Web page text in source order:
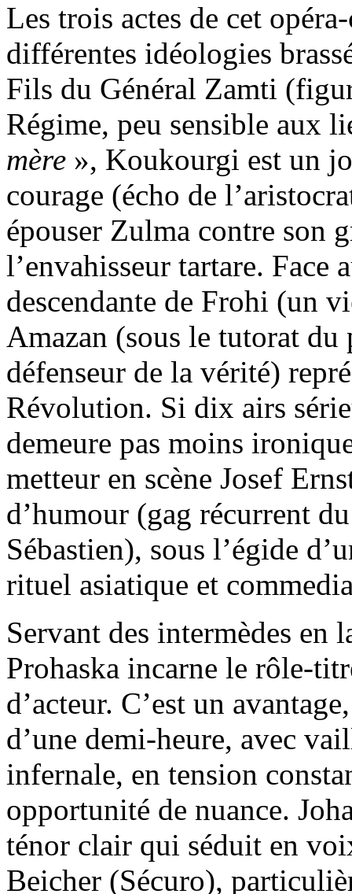
Les trois actes de cet
différentes idéologies
Fils du Général Zamti
Régime, peu sensible aux
mère », Koukourgi est un
courage (écho de
épouser Zulma contre son
l’envahisseur tartare. Face
descendante de Frohi (un
Amazan (sous le tutorat
défenseur de la vérité)
Révolution. Si dix airs
demeure pas moins
metteur en scène Josef
d’humour (gag récurrent
Sébastien), sous l’égide
rituel asiatique et
Servant des intermèdes en
Prohaska incarne le rôle-
d’acteur. C’est un
d’une demi-heure, avec
infernale, en tension
opportunité de nuance.
ténor clair qui séduit en
Beicher (Sécuro),